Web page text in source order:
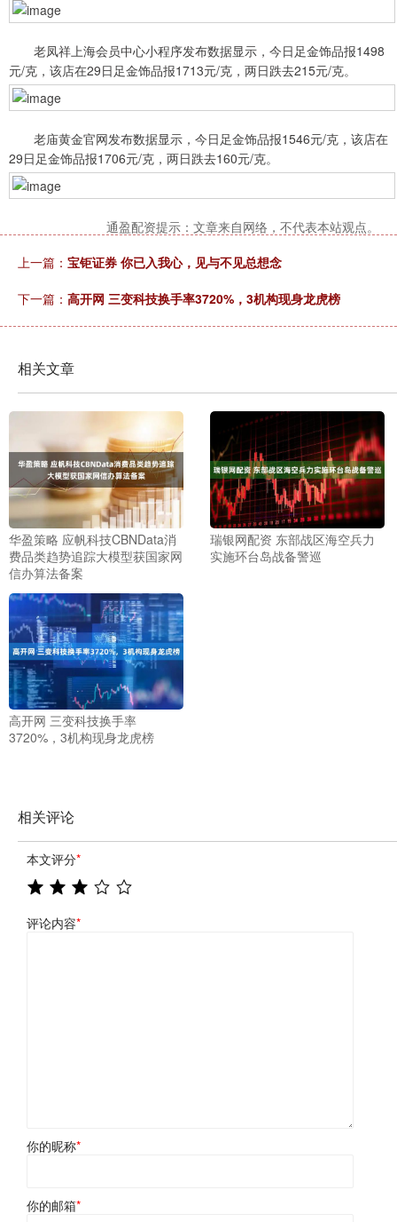
老凤祥上海会员中心小程序发布数据显示，今日足金饰品报1498
元/克，该店在29日足金饰品报1713元/克，两日跌去215元/克。
老庙黄金官网发布数据显示，今日足金饰品报1546元/克，该店在
29日足金饰品报1706元/克，两日跌去160元/克。
通盈配资提示：文章来自网络，不代表本站观点。
上一篇： 宝钜证券 你已入我心，见与不见总想念
下一篇： 高开网 三变科技换手率3720%，3机构现身龙虎榜
相关文章
华盈策略 应帆科技CBNData消
费品类趋势追踪大模型获国家网
信办算法备案
瑞银网配资 东部战区海空兵力
实施环台岛战备警巡
高开网 三变科技换手率
3720%，3机构现身龙虎榜
相关评论
本文评分*
评论内容*
你的昵称*
你的邮箱*